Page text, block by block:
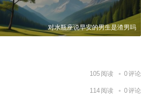
对水瓶座说早安的男生是渣男吗
105 阅读 0评论
114 阅读 0评论